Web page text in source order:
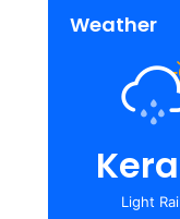
Weather
Light